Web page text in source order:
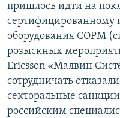
пришлось идти на
сертифицированному
оборудования СОРМ
розыскных
Ericsson «Малвин
сотрудничать
секторальные
российским